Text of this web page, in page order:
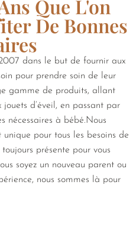
Que L'on
De Bonnes
dans le but de fournir aux
pour prendre soin de leur
gamme de produits, allant
d’éveil, en passant par
nécessaires à bébé.Nous
unique pour tous les besoins de
présente pour vous
soyez un nouveau parent ou
nous sommes là pour